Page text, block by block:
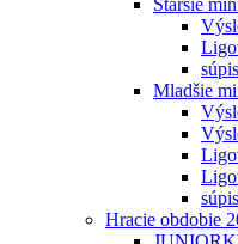
Mladšie
Hracie obdobie